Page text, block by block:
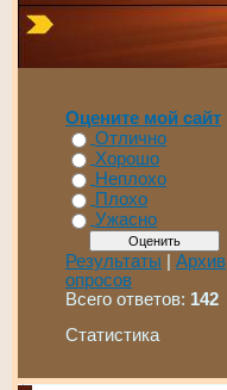
Оцените мой сайт
Отлично
Хорошо
Неплохо
Плохо
Ужасно
Результаты | Архив
опросов
Всего ответов: 142
Статистика